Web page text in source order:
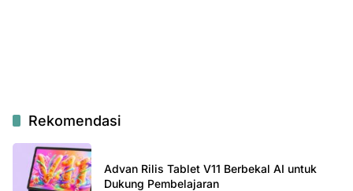
Rekomendasi
Advan Rilis Tablet V11 Berbekal AI untuk
Dukung Pembelajaran